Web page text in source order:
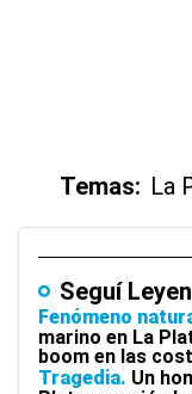
Temas: La
Seguí
Fenómeno
marino en La
boom en las
Tragedia Un